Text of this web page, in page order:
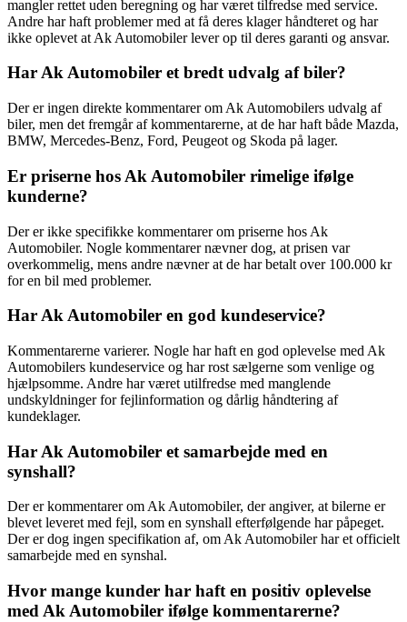
mangler rettet uden beregning og har været tilfredse med service.
Andre har haft problemer med at få deres klager håndteret og har
ikke oplevet at Ak Automobiler lever op til deres garanti og ansvar.
Har Ak Automobiler et bredt udvalg af biler?
Der er ingen direkte kommentarer om Ak Automobilers udvalg af
biler, men det fremgår af kommentarerne, at de har haft både Mazda,
BMW, Mercedes-Benz, Ford, Peugeot og Skoda på lager.
Er priserne hos Ak Automobiler rimelige ifølge
kunderne?
Der er ikke specifikke kommentarer om priserne hos Ak
Automobiler. Nogle kommentarer nævner dog, at prisen var
overkommelig, mens andre nævner at de har betalt over 100.000 kr
for en bil med problemer.
Har Ak Automobiler en god kundeservice?
Kommentarerne varierer. Nogle har haft en god oplevelse med Ak
Automobilers kundeservice og har rost sælgerne som venlige og
hjælpsomme. Andre har været utilfredse med manglende
undskyldninger for fejlinformation og dårlig håndtering af
kundeklager.
Har Ak Automobiler et samarbejde med en
synshall?
Der er kommentarer om Ak Automobiler, der angiver, at bilerne er
blevet leveret med fejl, som en synshall efterfølgende har påpeget.
Der er dog ingen specifikation af, om Ak Automobiler har et officielt
samarbejde med en synshal.
Hvor mange kunder har haft en positiv oplevelse
med Ak Automobiler ifølge kommentarerne?